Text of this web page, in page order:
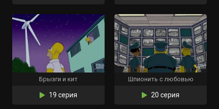
Брызги и кит
19 серия
Шпионить с любовью
20 серия